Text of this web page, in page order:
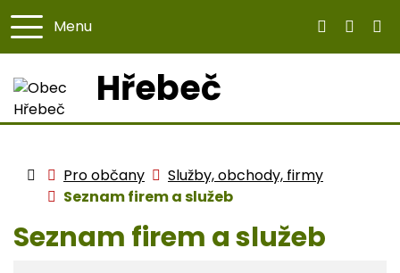
Menu
Hřebeč
Úvodní stránka
Pro občany
Služby, obchody, firmy
Seznam firem a služeb
Seznam firem a služeb